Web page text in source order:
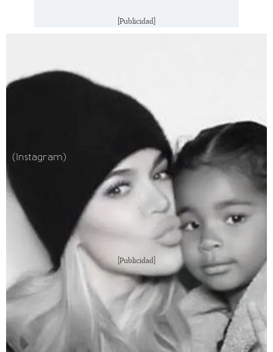
[Publicidad]
(Instagram)
[Publicidad]